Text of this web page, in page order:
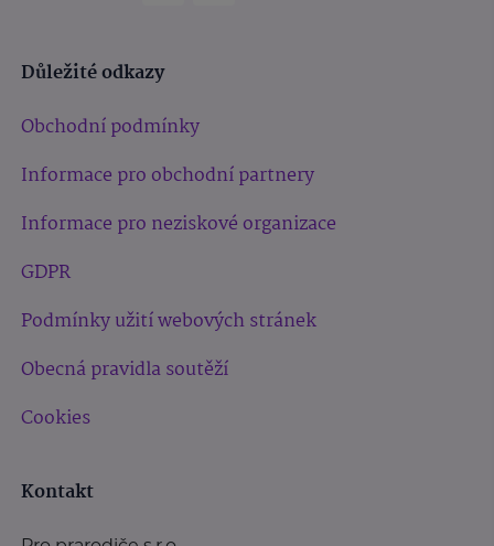
Důležité odkazy
Obchodní podmínky
Informace pro obchodní partnery
Informace pro neziskové organizace
GDPR
Podmínky užití webových stránek
Obecná pravidla soutěží
Cookies
Kontakt